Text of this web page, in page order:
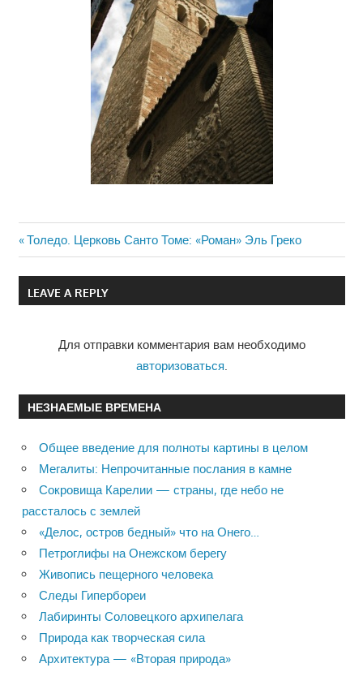
Навигация
по
Previous
Post:
Толедо. Церковь Санто Томе: «Роман» Эль Греко
LEAVE A REPLY
Для отправки комментария вам необходимо
авторизоваться
НЕЗНАЕМЫЕ ВРЕМЕНА
Общее введение для полноты картины в целом
Мегалиты: Непрочитанные послания в камне
Сокровища Карелии — страны, где небо не
рассталось с землей
«Делос, остров бедный» что на Онего…
Петроглифы на Онежском берегу
Живопись пещерного человека
Следы Гипербореи
Лабиринты Соловецкого архипелага
Природа как творческая сила
Архитектура — «Вторая природа»